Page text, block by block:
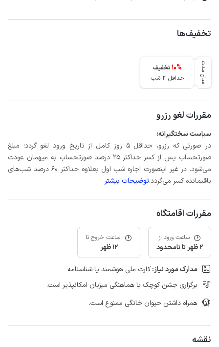
تخفیف‌ها
میان مدت 10%
تخفیف
حداقل 3 شب
مقررات لغو رزرو
سیاست سختگیرانه:
در صورتی که رزرو، حداقل 5 روز کامل از تاریخ ورود لغو گردد؛ مبلغ
صورتحساب پس از کسر حداکثر 25 درصد صورتحساب به میهمان عودت
می‌شود. در غیر اینصورت اجاره شب اول بعلاوه حداکثر 60 درصد شب‌های
باقیمانده کسر می‌گردد.توضیحات بیشتر
مقررات اقامتگاه
ساعت ورود از
2 ظهر تا نامحدود
ساعت خروج تا
12 ظهر
مدارک مورد نیاز:کارت ملی هوشمند یا شناسنامه
برگزاری جشن کوچک با هماهنگی میزبان امکانپذیر است.
همراه داشتن حیوان خانگی ممنوع است.
نقشه